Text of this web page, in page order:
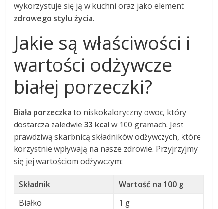
wykorzystuje się ją w kuchni oraz jako element
zdrowego stylu życia.
Jakie są właściwości i
wartości odżywcze
białej porzeczki?
Biała porzeczka to niskokaloryczny owoc, który
dostarcza zaledwie33 kcal w 100 gramach. Jest
prawdziwą skarbnicą składników odżywczych, które
korzystnie wpływają na nasze zdrowie. Przyjrzyjmy
się jej wartościom odżywczym:
Składnik
Wartość na 100 g
Białko
1 g